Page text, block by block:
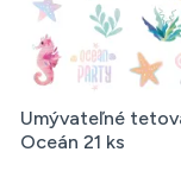
Umývateľné
Oceán 21 ks